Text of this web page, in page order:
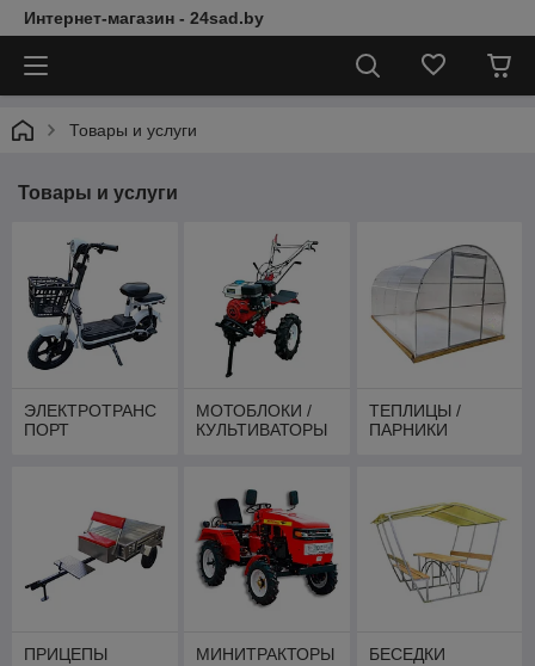
Интернет-магазин - 24sad.by
Товары и услуги
Товары и услуги
ЭЛЕКТРОТРАНС
ПОРТ
МОТОБЛОКИ /
КУЛЬТИВАТОРЫ
ТЕПЛИЦЫ /
ПАРНИКИ
ПРИЦЕПЫ МИНИТРАКТОРЫ БЕСЕДКИ